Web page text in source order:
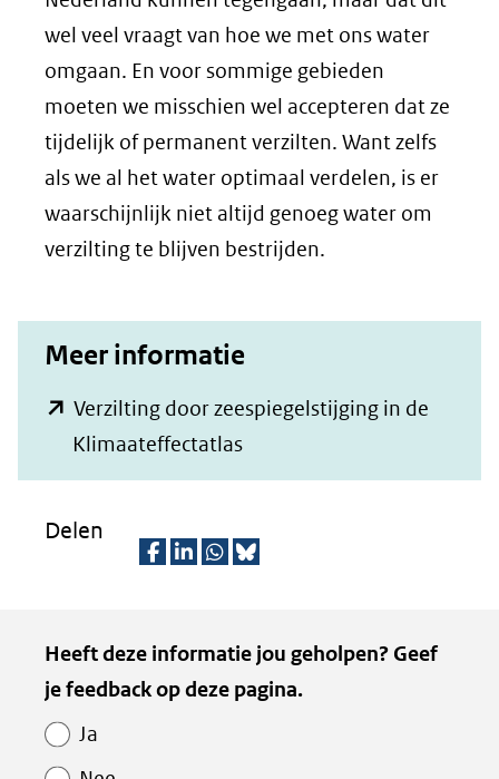
wel veel vraagt van hoe we met ons water
omgaan. En voor sommige gebieden
moeten we misschien wel accepteren dat ze
tijdelijk of permanent verzilten. Want zelfs
als we al het water optimaal verdelen, is er
waarschijnlijk niet altijd genoeg water om
verzilting te blijven bestrijden.
Meer informatie
Verzilting door zeespiegelstijging in de
Klimaateffectatlas(opent
in
venster)
een
andere
Delen
l
e
l
e
l
e
z
e
Kopie
van
Paginawaardering
Heeft deze informatie jou geholpen? Geef
je feedback op deze pagina.
Ja